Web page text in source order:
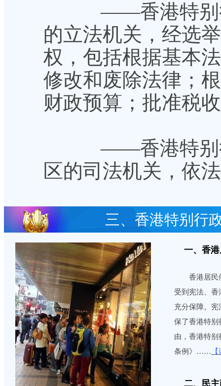
——香港特别行
的立法机关，经选
权，包括根据基本
修改和废除法律；
财政预算；批准税
——香港特别行
区的司法机关，依
三、香港特别行
一、香
香港居民依
受到宪法、
充分保障。
保了香港特别
由，香港特
条例》……
二、民